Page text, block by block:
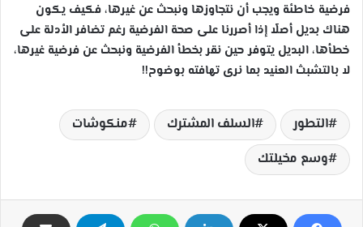
فرضية خاطئة ويجب أن نتجاوزها ونبحث عن غيرها، فكيف يكون
هناك بديل أصلًا إذا أصررنا على صحة الفرضية رغم تضافر الأدلة على
خطأها، البديل يتوفر حين نقر بخطأ الفرضية ونبحث عن فرضية غيرها،
لا بالتشبث العنيد بما نرى تهافته بوضوح!!
التطور السلف المشترك
منكوشات
وسع مخيلتك